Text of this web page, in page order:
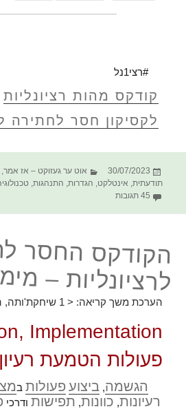
#רצי1נל
קודקס מהות רציונליות
לקסיקון חסר לחתירה
פורסם
בתאריך
30/07/2023 קטגוריות
אוט ער געזוקט – אז אמר
תודעתית אינטלקט הגדרות התנהגות
45 תגובות
על הקודקס החסר לחתירה
הקודקס החסר
לרציונליות –
הערכת משך קריאה: < 1 שיחקת'ותה,
פעולות הטמעת
הגשמה,ביצוע פעולות ב
רעיונות, כוונות, תפישות ודרכי